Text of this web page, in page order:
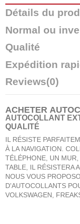
Détails du
Normal ou
Qualité
Expédition
Reviews(0)
ACHETER
AUTOCOLLANT
QUALITÉ
IL RÉSISTE
À LA NAVIGATION.
TÉLÉPHONE, UN
TABLE, IL RÉSISTERA
NOUS VOUS
D'AUTOCOLLANTS
VOLKSWAGEN,